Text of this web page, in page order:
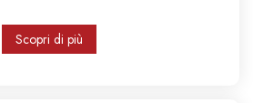
Scopri di più